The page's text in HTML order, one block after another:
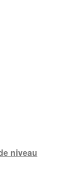
niveau